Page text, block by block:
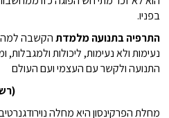
בפניו.
התרפיה בתנועה מלמדתהקשבה למה
נעימות ולא נעימות, ליכולות ולמגבלות,
התנועה ולקשר עם העצמי ועם העולם
מחלת הפרקינסון היא מחלה